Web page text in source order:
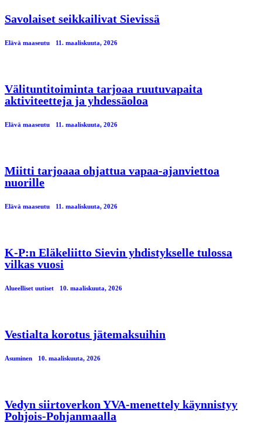
Savolaiset seikkailivat Sievissä
Elävä maaseutu 11. maaliskuuta, 2026
Välituntitoiminta tarjoaa ruutuvapaita
aktiviteetteja ja yhdessäoloa
Elävä maaseutu 11. maaliskuuta, 2026
Miitti tarjoaaa ohjattua vapaa-ajanviettoa
nuorille
Elävä maaseutu 11. maaliskuuta, 2026
K-P:n Eläkeliitto Sievin yhdistykselle tulossa
vilkas vuosi
Alueelliset uutiset 10. maaliskuuta, 2026
Vestialta korotus jätemaksuihin
Asuminen 10. maaliskuuta, 2026
Vedyn siirtoverkon YVA-menettely käynnistyy
Pohjois-Pohjanmaalla